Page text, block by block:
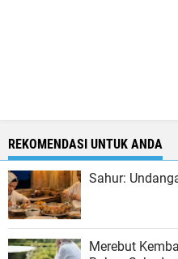
REKOMENDASI UNTUK ANDA
Sahur:
Merebut